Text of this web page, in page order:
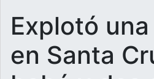
Explotó
en Santa